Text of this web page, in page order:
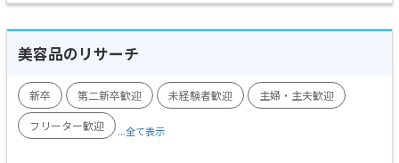
美容品のリサーチ
新卒 第二新卒歓迎 未経験者歓迎
主婦・主夫歓迎
フリーター歓迎
...全て表示